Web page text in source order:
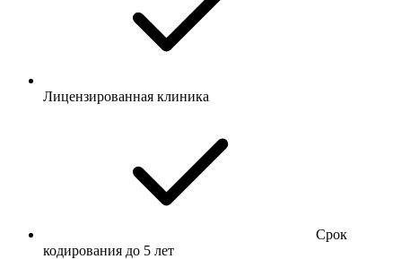
Лицензированная клиника
Срок
кодирования до 5 лет